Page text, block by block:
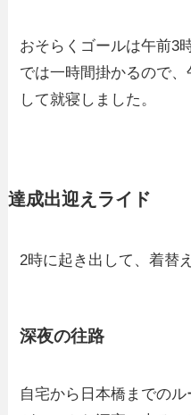
おそらくゴールは午前3
では一時間掛かるので
して就寝しました。
達成出迎えライド
2時に起き出して、着替
深夜の往路
自宅から日本橋までの